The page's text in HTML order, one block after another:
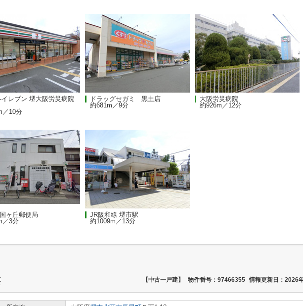
イレブン 堺大阪労災病院
／10分
ドラッグセガミ 黒土店
約681m／9分
大阪労災病院
約926m／12分
ヶ丘郵便局
／3分
JR阪和線 堺市駅
約1009m／13分
【中古一戸建】 物件番号：97466355 情報更新日：2026